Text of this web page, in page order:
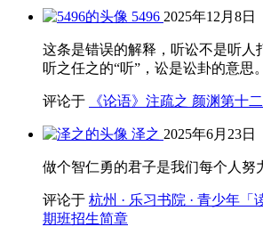
5496 2025年12月8日
这条是错误的解释，听讼不是听人
听之任之的“听”，讼是讼卦的意思。
评论于 《论语》注疏之 颜渊第十
泽之 2025年6月23日
做个智仁勇的君子是我们每个人努
评论于 杭州 · 乐习书院 · 青少年「
期班招生简章